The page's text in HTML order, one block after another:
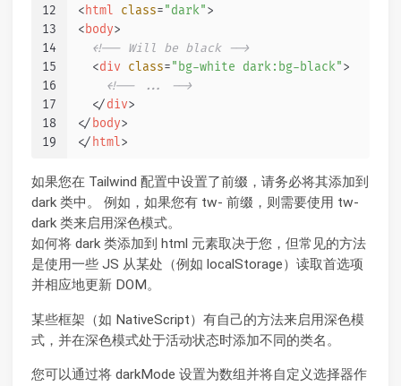
12
13
14
15
16
17
18
19
<html class="dark">
<body>
<!-- Will be black -->
<div class="bg-white dark:bg-black">
<!-- ... -->
</div>
</ body>
</ html>
如果您在 Tailwind 配置中设置了前缀，请务必将其添加到
dark 类中。 例如，如果您有 tw- 前缀，则需要使用 tw-
dark 类来启用深色模式。
如何将 dark 类添加到 html 元素取决于您，但常见的方法
是使用一些 JS 从某处（例如 localStorage）读取首选项
并相应地更新 DOM。
某些框架（如 NativeScript）有自己的方法来启用深色模
式，并在深色模式处于活动状态时添加不同的类名。
您可以通过将 darkMode 设置为数组并将自定义选择器作